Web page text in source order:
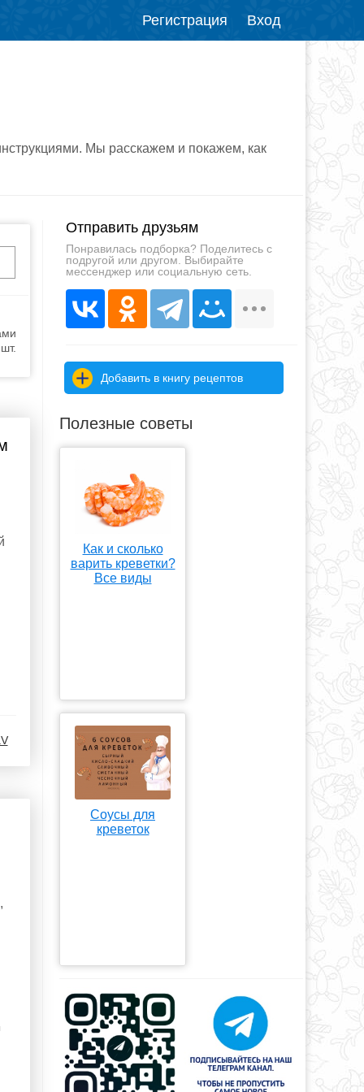
Регистрация Вход
Мы расскажем и покажем, как
Отправить друзьям
Понравилась подборка? Поделитесь с
подругой или другом. Выбирайте
мессенджер или социальную сеть.
Добавить в книгу рецептов
Полезные советы
Как и сколько
варить креветки?
Все виды
Соусы для
креветок